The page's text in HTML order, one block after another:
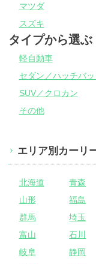
マツダ
スズキ
タイプから選ぶ
軽自動車
セダン／ハッチバッ
SUV／クロカン
その他
エリア別カーリ
北海道 青森
山形
福島
群馬
埼玉
富山
石川
岐阜
静岡